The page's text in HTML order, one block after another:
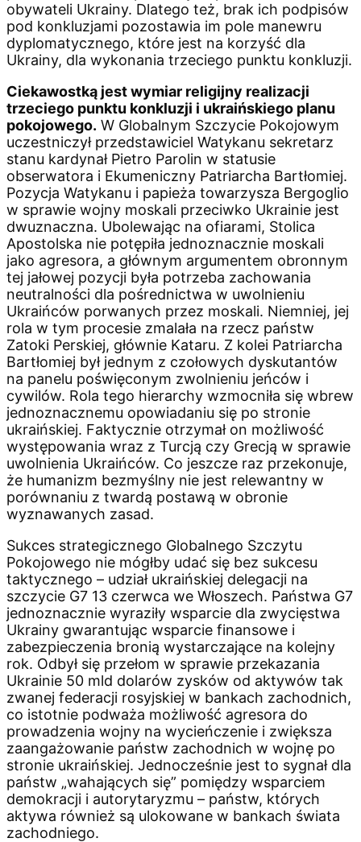
obywateli Ukrainy. Dlatego też, brak ich podpisów
pod konkluzjami pozostawia im pole manewru
dyplomatycznego, które jest na korzyść dla
Ukrainy, dla wykonania trzeciego punktu konkluzji.
Ciekawostką jest wymiar religijny realizacji
trzeciego punktu konkluzji i ukraińskiego planu
pokojowego. W Globalnym Szczycie Pokojowym
uczestniczył przedstawiciel Watykanu sekretarz
stanu kardynał Pietro Parolin w statusie
obserwatora i Ekumeniczny Patriarcha Bartłomiej.
Pozycja Watykanu i papieża towarzysza Bergoglio
w sprawie wojny moskali przeciwko Ukrainie jest
dwuznaczna. Ubolewając na ofiarami, Stolica
Apostolska nie potępiła jednoznacznie moskali
jako agresora, a głównym argumentem obronnym
tej jałowej pozycji była potrzeba zachowania
neutralności dla pośrednictwa w uwolnieniu
Ukraińców porwanych przez moskali. Niemniej, jej
rola w tym procesie zmalała na rzecz państw
Zatoki Perskiej, głównie Kataru. Z kolei Patriarcha
Bartłomiej był jednym z czołowych dyskutantów
na panelu poświęconym zwolnieniu jeńców i
cywilów. Rola tego hierarchy wzmocniła się wbrew
jednoznacznemu opowiadaniu się po stronie
ukraińskiej. Faktycznie otrzymał on możliwość
występowania wraz z Turcją czy Grecją w sprawie
uwolnienia Ukraińców. Co jeszcze raz przekonuje,
że humanizm bezmyślny nie jest relewantny w
porównaniu z twardą postawą w obronie
wyznawanych zasad.
Sukces strategicznego Globalnego Szczytu
Pokojowego nie mógłby udać się bez sukcesu
taktycznego – udział ukraińskiej delegacji na
szczycie G7 13 czerwca we Włoszech. Państwa G7
jednoznacznie wyraziły wsparcie dla zwycięstwa
Ukrainy gwarantując wsparcie finansowe i
zabezpieczenia bronią wystarczające na kolejny
rok. Odbył się przełom w sprawie przekazania
Ukrainie 50 mld dolarów zysków od aktywów tak
zwanej federacji rosyjskiej w bankach zachodnich,
co istotnie podważa możliwość agresora do
prowadzenia wojny na wycieńczenie i zwiększa
zaangażowanie państw zachodnich w wojnę po
stronie ukraińskiej. Jednocześnie jest to sygnał dla
państw „wahających się” pomiędzy wsparciem
demokracji i autorytaryzmu – państw, których
aktywa również są ulokowane w bankach świata
zachodniego.